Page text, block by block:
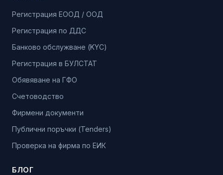
Регистрация ЕООД / ООД
Регистрация по ДДС
Банково обслужване (KYC)
Регистрация в БУЛСТАТ
Обявяване на ГФО
Счетоводство
Фирмени документи
Публични поръчки (Tenders)
Проверка на фирма по ЕИК
БЛОГ